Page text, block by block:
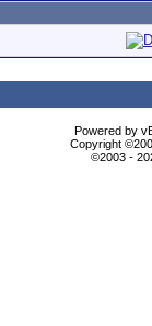
Powered by
Copyright
©2003 -